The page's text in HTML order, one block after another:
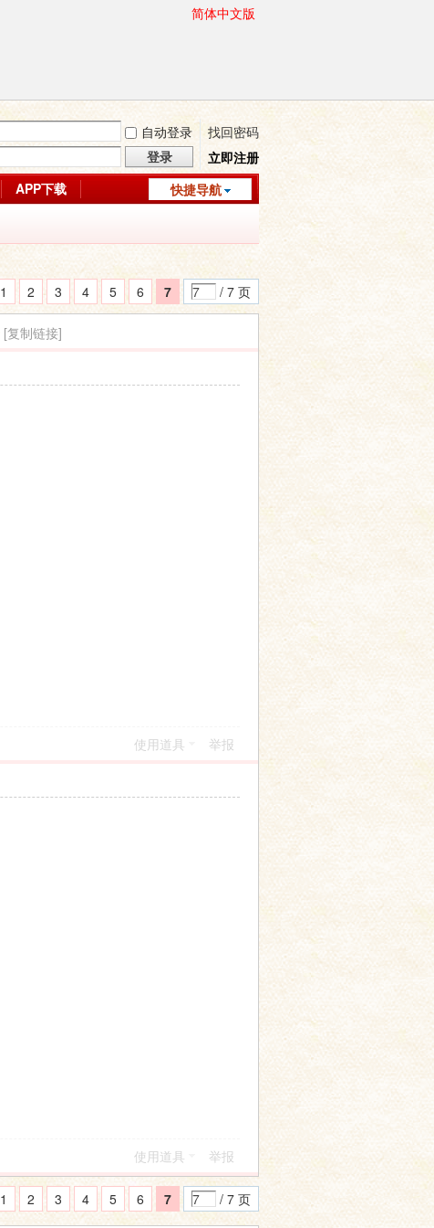
简体中文版
自动登录
找回密码
登录
立即注册
快捷导航
APP下载
1
2 3 4 5 6 7 / 7 页
[复制链接]
使用道具 举报
使用道具 举报
1 2 3 4 5 6 7 / 7 页